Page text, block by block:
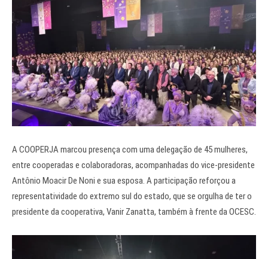
A COOPERJA marcou presença com uma delegação de 45 mulheres,
entre cooperadas e colaboradoras, acompanhadas do vice-presidente
Antônio Moacir De Noni e sua esposa. A participação reforçou a
representatividade do extremo sul do estado, que se orgulha de ter o
presidente da cooperativa, Vanir Zanatta, também à frente da OCESC.